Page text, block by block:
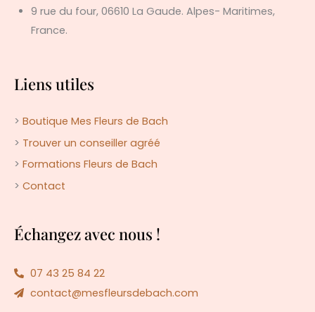
9 rue du four, 06610 La Gaude. Alpes- Maritimes,
France.
Liens utiles
> Boutique Mes Fleurs de Bach
> Trouver un conseiller agréé
> Formations Fleurs de Bach
> Contact
Échangez avec nous !
07 43 25 84 22
contact@mesfleursdebach.com